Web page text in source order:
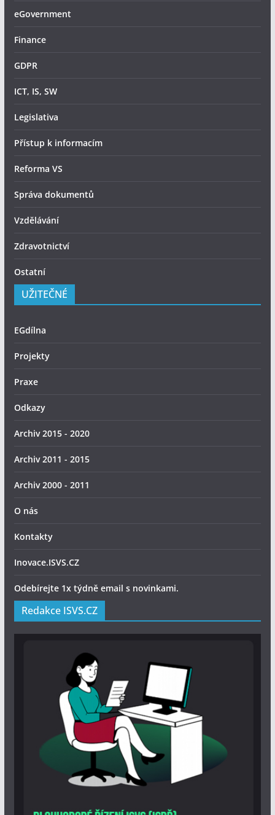
eGovernment
Finance
GDPR
ICT, IS, SW
Legislativa
Přístup k informacím
Reforma VS
Správa dokumentů
Vzdělávání
Zdravotnictví
Ostatní
UŽITEČNÉ
EGdílna
Projekty
Praxe
Odkazy
Archiv 2015 - 2020
Archiv 2011 - 2015
Archiv 2000 - 2011
O nás
Kontakty
Inovace.ISVS.CZ
Odebírejte 1x týdně email s novinkami.
Redakce ISVS.CZ